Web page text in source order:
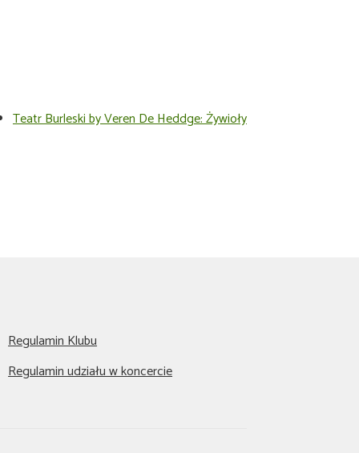
Teatr Burleski by Veren De Heddge: Żywioły
Regulamin Klubu
Regulamin udziału w koncercie